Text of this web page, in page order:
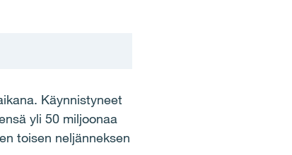
Käynnistyneet
yli 50 miljoonaa
toisen neljänneksen